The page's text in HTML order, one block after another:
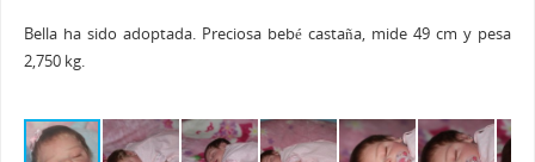
Bella ha sido adoptada. Preciosa bebé castaña, mide 49 cm y pesa
2,750 kg.